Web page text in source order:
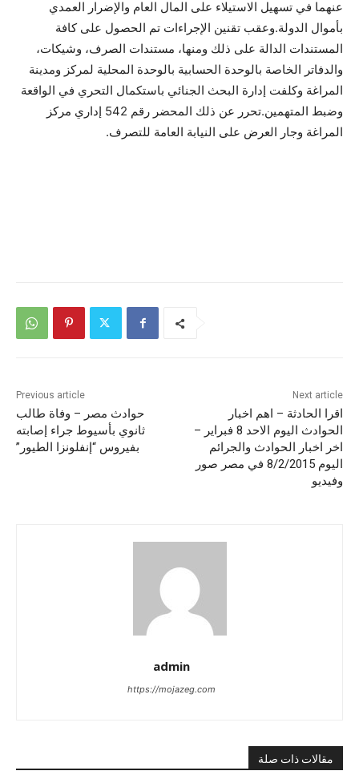
عنهما في تسهيل الاستيلاء على المال العام والإضرار العمدي
بأموال الدولة.وعقب تقنين الإجراءات تم الحصول على كافة
المستندات الدالة على ذلك ومنها، مستندات الصرف، وشيكات،
والدفاتر الخاصة بالوحدة الحسابية بالوحدة المحلية لمركز ومدينة
المراغة وكلفت إدارة البحث الجنائي باستكمال التحري في الواقعة
وضبط المتهمين.تحرر عن ذلك المحضر رقم 542 إداري مركز
المراغة وجار العرض على النيابة العامة للتصرف.
Previous article
حوادث مصر – وفاة طالب
ثانوي بأسيوط جراء إصابته
بفيروس “إنفلونزا الطيور”
Next article
اقرا الحادثة – اهم اخبار
الحوادث اليوم الاحد 8 فبراير –
اخر اخبار الحوادث والجرائم
اليوم 8/2/2015 في مصر صور
وفيديو
admin
https://mojazeg.com
مقالات ذات صلة